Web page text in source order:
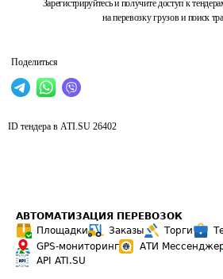
Зарегистрируйтесь и получите доступ к
на перевозку грузов и поиск
Поделиться
ID тендера в ATI.SU 26402
АВТОМАТИЗАЦИЯ ПЕРЕВОЗОК
Площадки
Заказы Торги
GPS-мониторинг
АТИ
API ATI.SU